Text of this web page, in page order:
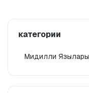
категории
Мидилли Язылары